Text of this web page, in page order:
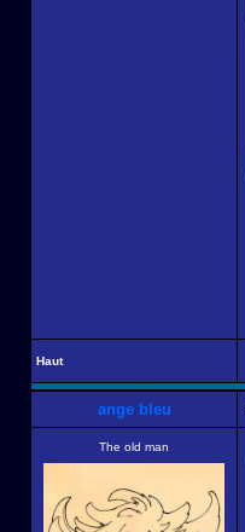
Haut
ange bleu
The old man